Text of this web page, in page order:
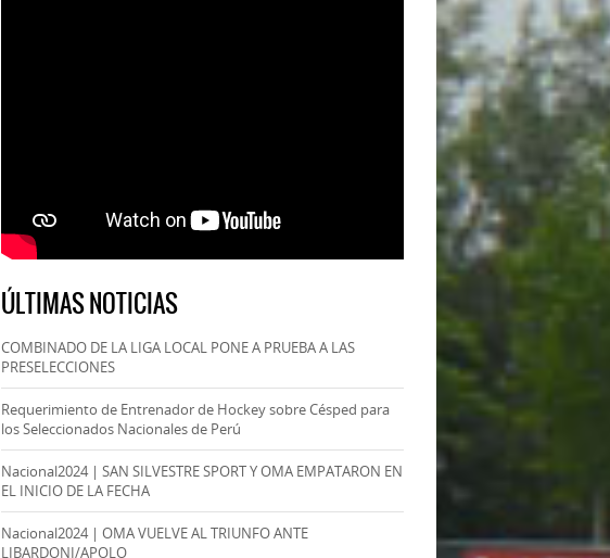
ÚLTIMAS NOTICIAS
COMBINADO DE LA LIGA LOCAL PONE A PRUEBA A LAS
PRESELECCIONES
Requerimiento de Entrenador de Hockey sobre Césped para
los Seleccionados Nacionales de Perú
Nacional2024 | SAN SILVESTRE SPORT Y OMA EMPATARON EN
EL INICIO DE LA FECHA
Nacional2024 | OMA VUELVE AL TRIUNFO ANTE
LIBARDONI/APOLO